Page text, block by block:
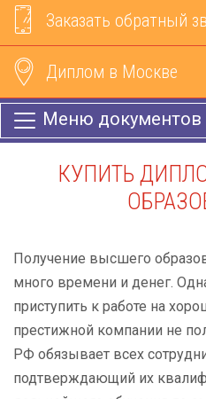
Заказать обратный
Диплом в Москве
Меню документов
КУПИТЬ
Получение высшего
много времени и денег.
приступить к работе на
престижной компании не
РФ обязывает всех
подтверждающий их